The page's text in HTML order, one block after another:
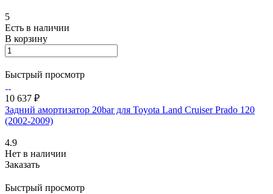
5
Есть в наличии
В корзину
Быстрый просмотр
10 637 ₽
Задний амортизатор 20bar для Toyota Land Cruiser Prado 120
(2002-2009)
4.9
Нет в наличии
Заказать
Быстрый просмотр